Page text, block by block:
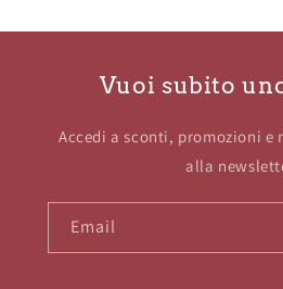
Vuoi subito
Accedi a sconti, promozioni
alla
Email